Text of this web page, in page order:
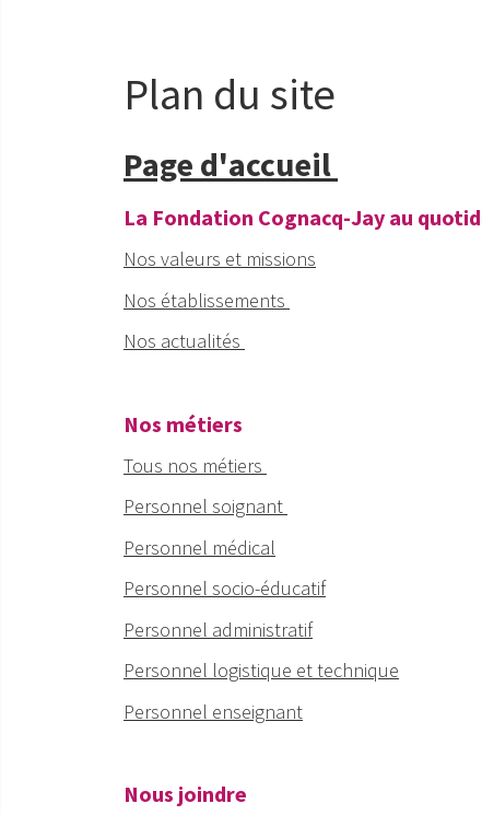
Plan du site
Page d'accueil
La Fondation Cognacq-Jay au
Nos valeurs et missions
Nos établissements
Nos actualités
Nos métiers
Tous nos métiers
Personnel soignant
Personnel médical
Personnel socio-éducatif
Personnel administratif
Personnel logistique et technique
Personnel enseignant
Nous joindre